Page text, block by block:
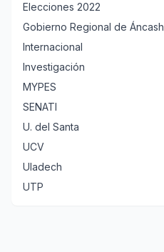
Elecciones 2022
Gobierno Regional de Áncash
Internacional
Investigación
MYPES
SENATI
U. del Santa
UCV
Uladech
UTP